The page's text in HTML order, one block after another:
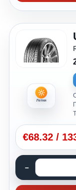
Летни
€68.32 /